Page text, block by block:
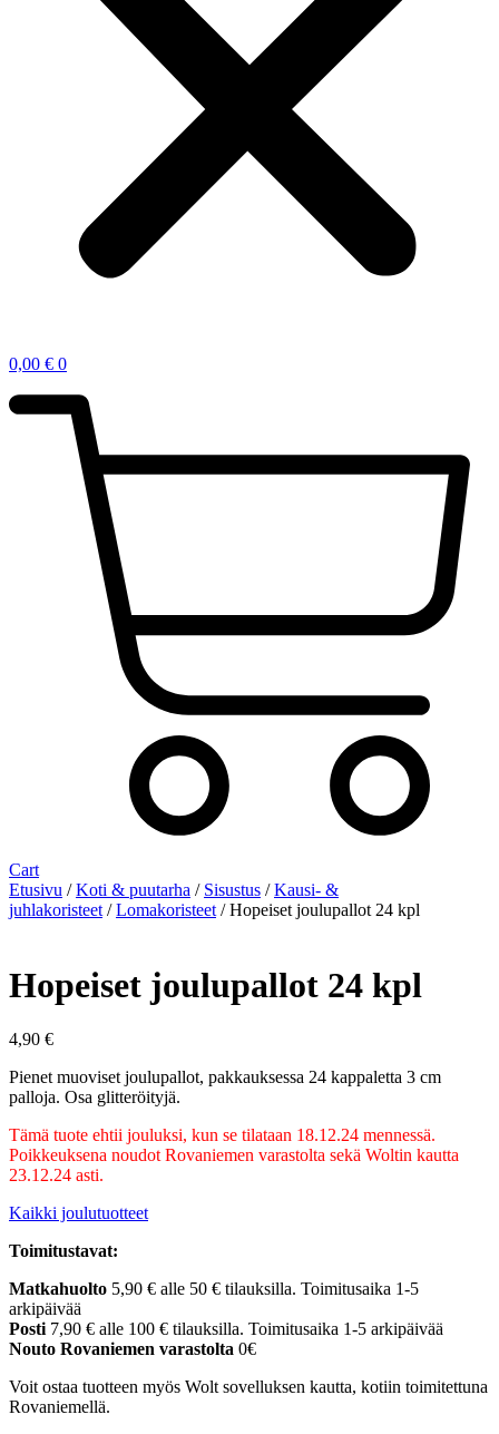
0,00 € 0
Cart
Etusivu /Koti & puutarha / Sisustus /Kausi- &
juhlakoristeet /Lomakoristeet / Hopeiset joulupallot 24 kpl
Hopeiset joulupallot 24 kpl
4,90 €
Pienet muoviset joulupallot, pakkauksessa 24 kappaletta 3 cm
palloja. Osa glitteröityjä.
Tämä tuote ehtii jouluksi, kun se tilataan 18.12.24 mennessä.
Poikkeuksena noudot Rovaniemen varastolta sekä Woltin kautta
23.12.24 asti.
Kaikki joulutuotteet
Toimitustavat:
Matkahuolto 5,90 € alle 50 € tilauksilla. Toimitusaika 1-5
arkipäivää
Posti 7,90 € alle 100 € tilauksilla. Toimitusaika 1-5 arkipäivää
Nouto Rovaniemen varastolta 0€
Voit ostaa tuotteen myös Wolt sovelluksen kautta, kotiin toimitettuna
Rovaniemellä.